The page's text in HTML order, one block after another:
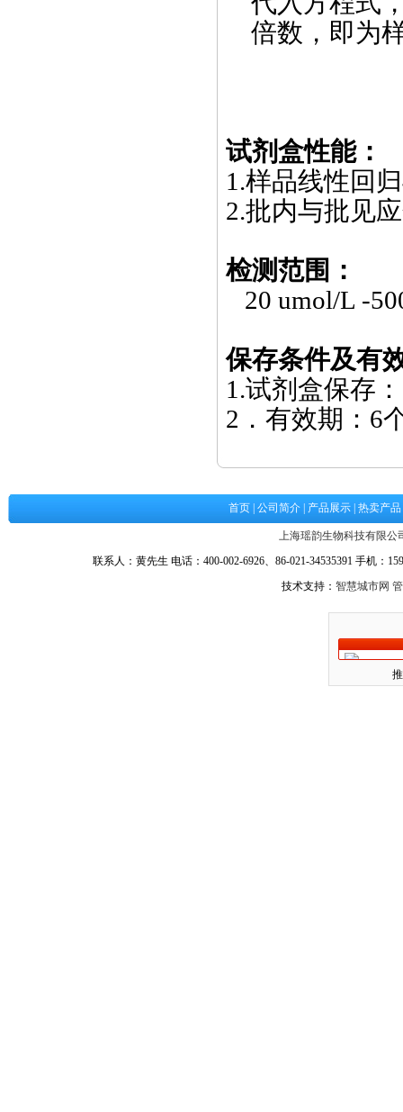
倍数，即为
试剂盒性能：
1.样品线性回
2.批内与批见
检测范围：
20 umol/L -
保存条件及有
1.试剂盒保存：
2 ．有效期： 6
首页 公司简介 产品展示 热卖产品
上海瑶韵生物科技有限公
联系人：黄先生 电话：400-002-6926、86-021-34535391 手机：
技术支持： 智慧城市网